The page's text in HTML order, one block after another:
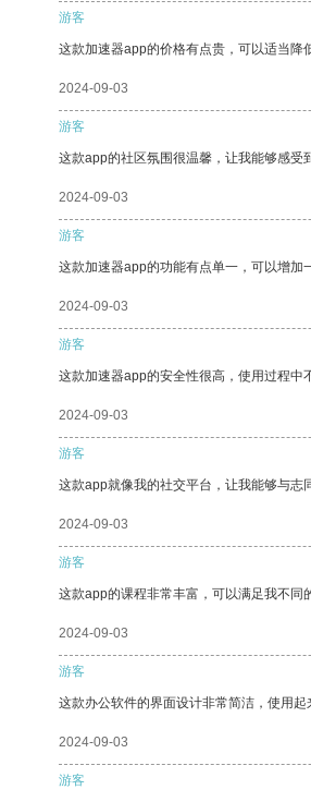
游客
这款加速器app的价格有点贵，可以适当降
2024-09-03
游客
这款app的社区氛围很温馨，让我能够感受
2024-09-03
游客
这款加速器app的功能有点单一，可以增加
2024-09-03
游客
这款加速器app的安全性很高，使用过程中
2024-09-03
游客
这款app就像我的社交平台，让我能够与志
2024-09-03
游客
这款app的课程非常丰富，可以满足我不同
2024-09-03
游客
这款办公软件的界面设计非常简洁，使用
2024-09-03
游客